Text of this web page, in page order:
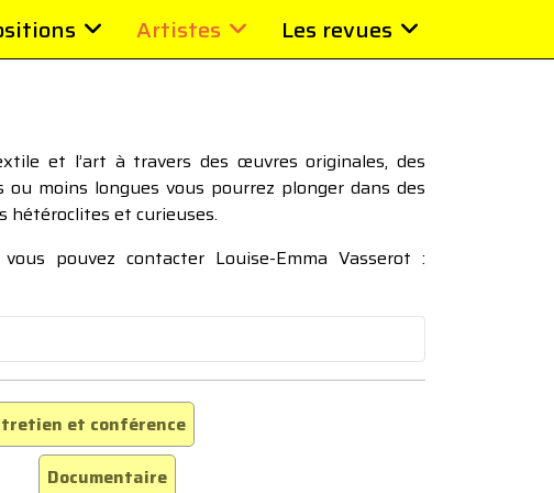
Artistes Les revues
et l’art à travers des œuvres originales, des
moins longues vous pourrez plonger dans des
hétéroclites et curieuses.
pouvez contacter Louise-Emma Vasserot :
et conférence
Documentaire